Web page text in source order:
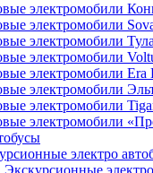
электромобили
электромобили
электромобили
электромобили
электромобили Era
электромобили
электромобили
электромобили
электро